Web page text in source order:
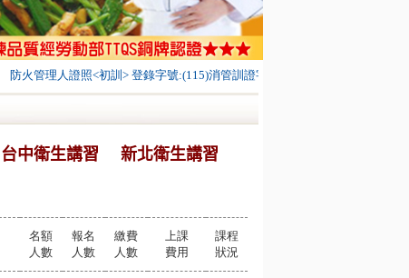
防火管理人證照<初訓> 登錄字號:(115)消管訓證字第0003號
台中衛生講習
新北衛生講習
名額
人數
報名
人數
繳費
人數
上課
費用
課程
狀況